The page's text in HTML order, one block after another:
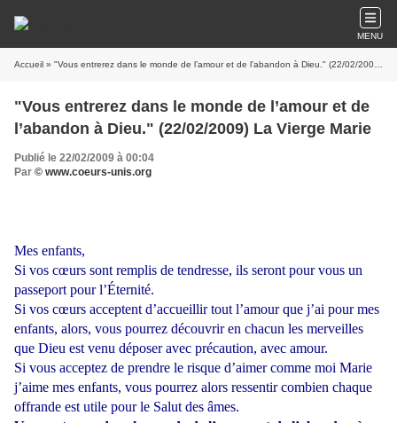
MENU
Accueil » "Vous entrerez dans le monde de l’amour et de l’abandon à Dieu." (22/02/2009) La Vierge Marie
"Vous entrerez dans le monde de l’amour et de
l’abandon à Dieu." (22/02/2009) La Vierge Marie
Publié le 22/02/2009 à 00:04
Par © www.coeurs-unis.org
Mes enfants,
Si vos cœurs sont remplis de tendresse, ils seront pour vous un
passeport pour l’Éternité.
Si vos cœurs acceptent d’accueillir tout l’amour que j’ai pour mes
enfants, alors, vous pourrez découvrir en chacun les merveilles
que Dieu est venu déposer avec précaution, avec amour.
Si vous acceptez de prendre le risque d’aimer comme moi Marie
j’aime mes enfants, vous pourrez alors ressentir combien chaque
offrande est utile pour le Salut des âmes.